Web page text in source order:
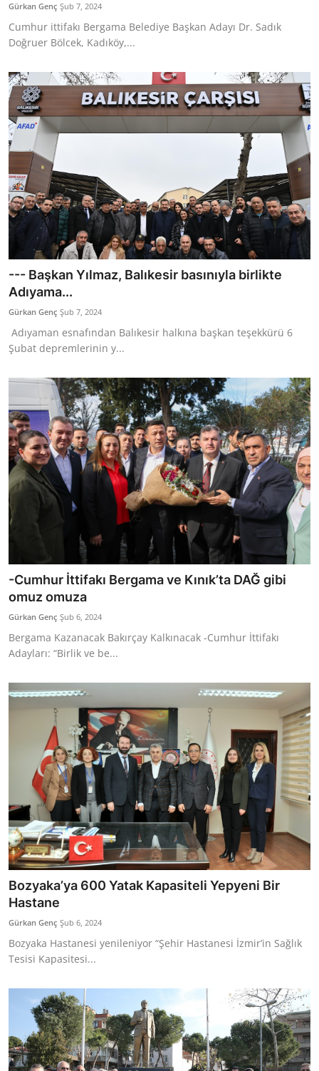
Gürkan Genç Şub 7, 2024
Cumhur ittifakı Bergama Belediye Başkan Adayı Dr. Sadık
Doğruer Bölcek, Kadıköy,...
--- Başkan Yılmaz, Balıkesir basınıyla birlikte
Adıyama...
Gürkan Genç Şub 7, 2024
Adıyaman esnafından Balıkesir halkına başkan teşekkürü 6
Şubat depremlerinin y...
-Cumhur İttifakı Bergama ve Kınık’ta DAĞ gibi
omuz omuza
Gürkan Genç Şub 6, 2024
Bergama Kazanacak Bakırçay Kalkınacak -Cumhur İttifakı
Adayları: “Birlik ve be...
Bozyaka’ya 600 Yatak Kapasiteli Yepyeni Bir
Hastane
Gürkan Genç Şub 6, 2024
Bozyaka Hastanesi yenileniyor “Şehir Hastanesi İzmir’in Sağlık
Tesisi Kapasitesi...